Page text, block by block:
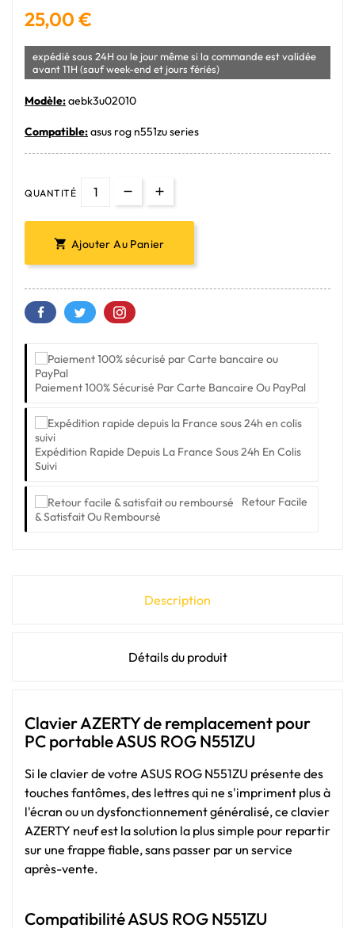
25,00 €
expédié sous 24H ou le jour même si la commande est validée
avant 11H (sauf week-end et jours fériés)
Modèle:aebk3u02010
Compatible:asus rog n551zu series
QUANTITÉ
 Ajouter Au Panier
Paiement 100% Sécurisé Par Carte Bancaire Ou PayPal
Expédition Rapide Depuis La France Sous 24h En Colis
Suivi
Retour Facile
& Satisfait Ou Remboursé
Description
Détails du produit
Clavier AZERTY de remplacement pour
PC portable ASUS ROG N551ZU
Si le clavier de votre ASUS ROG N551ZU présente des
touches fantômes, des lettres qui ne s'impriment plus à
l'écran ou un dysfonctionnement généralisé, ce clavier
AZERTY neuf est la solution la plus simple pour repartir
sur une frappe fiable, sans passer par un service
après-vente.
Compatibilité ASUS ROG N551ZU